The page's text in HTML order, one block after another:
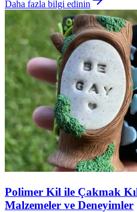
Daha fazla bilgi edinin
Polimer Kil ile Çakmak
Malzemeler ve Deneyimler